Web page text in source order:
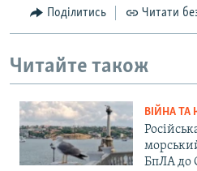
Поділитись Читати
Читайте також
ВІЙНА ТА
БпЛА до